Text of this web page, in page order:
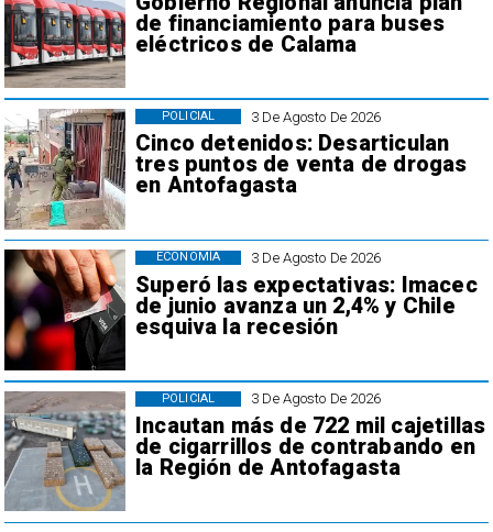
de financiamiento para buses
eléctricos de Calama
3 De Agosto De 2026
Cinco detenidos: Desarticulan
tres puntos de venta de drogas
en Antofagasta
POLICIAL
3 De Agosto De 2026
Superó las expectativas: Imacec
de junio avanza un 2,4% y Chile
esquiva la recesión
ECONOMÍA
3 De Agosto De 2026
Incautan más de 722 mil cajetillas
de cigarrillos de contrabando en
la Región de Antofagasta
POLICIAL